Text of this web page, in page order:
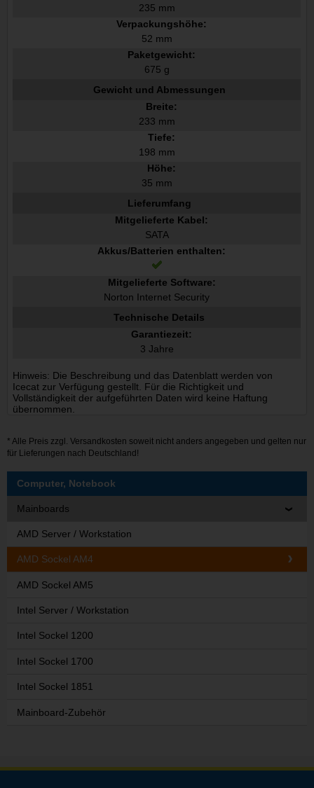
235 mm
Verpackungshöhe:
52 mm
Paketgewicht:
675 g
Gewicht und Abmessungen
Breite:
233 mm
Tiefe:
198 mm
Höhe:
35 mm
Lieferumfang
Mitgelieferte Kabel:
SATA
Akkus/Batterien enthalten:
Mitgelieferte Software:
Norton Internet Security
Technische Details
Garantiezeit:
3 Jahre
Hinweis: Die Beschreibung und das Datenblatt werden von
Icecat zur Verfügung gestellt. Für die Richtigkeit und
Vollständigkeit der aufgeführten Daten wird keine Haftung
übernommen.
* Alle Preis zzgl. Versandkosten soweit nicht anders angegeben und gelten nur
für Lieferungen nach Deutschland!
Computer, Notebook
Mainboards
AMD Server / Workstation
AMD Sockel AM4
AMD Sockel AM5
Intel Server / Workstation
Intel Sockel 1200
Intel Sockel 1700
Intel Sockel 1851
Mainboard-Zubehör